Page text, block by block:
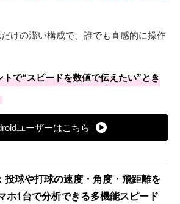
けの潔い構成で、誰でも直感的に操作
で“スピードを数値で伝えたい”とき
ユーザーはこちら
球や打球の速度・角度・飛距離を
ホ1台で分析できる多機能スピード